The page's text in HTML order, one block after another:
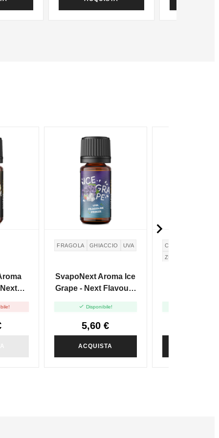
FRAGOLA GHIACCIO UVA
SvapoNext Aroma Ice
Grape - Next Flavour -
 Disponibile!
5,60 €
ACQUISTA
COCCO
ZUCCHERO FILATO
